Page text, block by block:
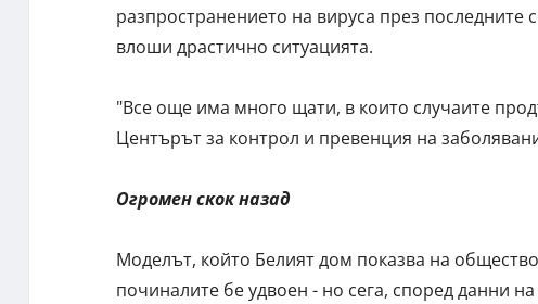
разпространението на вируса през
влоши драстично ситуацията.
"Все още има много щати, в които случаите
Центърът за контрол и превенция на
Огромен скок назад
Моделът, който Белият дом показва на
починалите бе удвоен - но сега, според данни